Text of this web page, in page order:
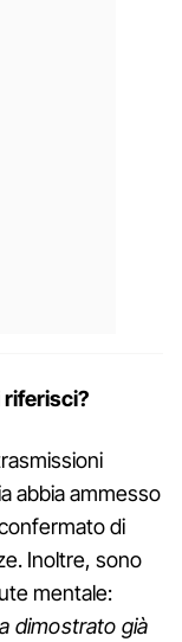
riferisci?
abbia ammesso
di
Inoltre, sono
mentale:
dimostrato già